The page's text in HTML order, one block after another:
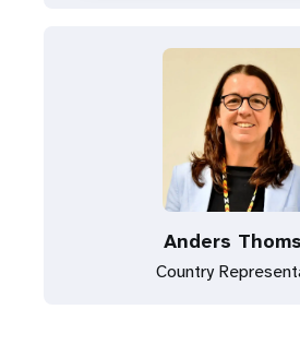
Anders
Country